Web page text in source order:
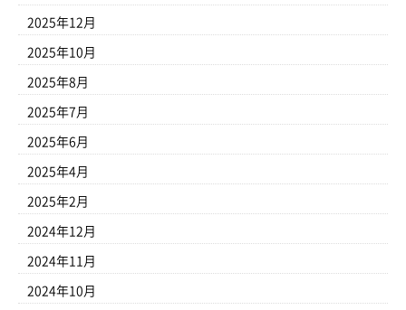
2025年12月
2025年10月
2025年8月
2025年7月
2025年6月
2025年4月
2025年2月
2024年12月
2024年11月
2024年10月